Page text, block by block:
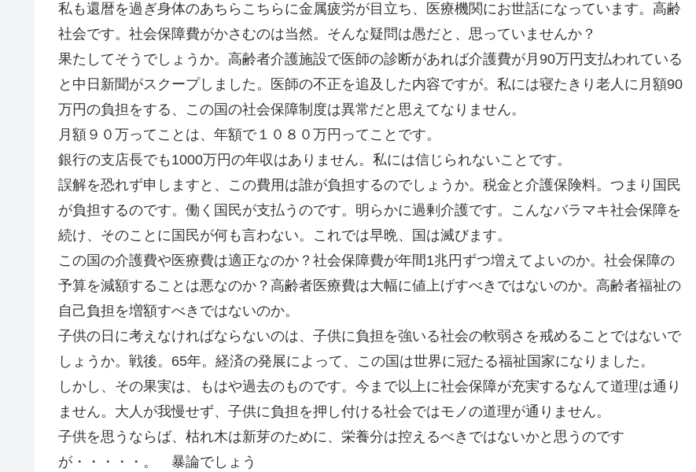
私も還暦を過ぎ身体のあちらこちらに金属疲労が目立ち、医療機関にお世話になっています。高齢
社会です。社会保障費がかさむのは当然。そんな疑問は愚だと、思っていませんか？
果たしてそうでしょうか。高齢者介護施設で医師の診断があれば介護費が月90万円支払われている
と中日新聞がスクープしました。医師の不正を追及した内容ですが。私には寝たきり老人に月額90
万円の負担をする、この国の社会保障制度は異常だと思えてなりません。
月額９０万ってことは、年額で１０８０万円ってことです。
銀行の支店長でも1000万円の年収はありません。私には信じられないことです。
誤解を恐れず申しますと、この費用は誰が負担するのでしょうか。税金と介護保険料。つまり国民
が負担するのです。働く国民が支払うのです。明らかに過剰介護です。こんなバラマキ社会保障を
続け、そのことに国民が何も言わない。これでは早晩、国は滅びます。
この国の介護費や医療費は適正なのか？社会保障費が年間1兆円ずつ増えてよいのか。社会保障の
予算を減額することは悪なのか？高齢者医療費は大幅に値上げすべきではないのか。高齢者福祉の
自己負担を増額すべきではないのか。
子供の日に考えなければならないのは、子供に負担を強いる社会の軟弱さを戒めることではないで
しょうか。戦後。65年。経済の発展によって、この国は世界に冠たる福祉国家になりました。
しかし、その果実は、もはや過去のものです。今まで以上に社会保障が充実するなんて道理は通り
ません。大人が我慢せず、子供に負担を押し付ける社会ではモノの道理が通りません。
子供を思うならば、枯れ木は新芽のために、栄養分は控えるべきではないかと思うのです
が・・・・・。 暴論でしょう